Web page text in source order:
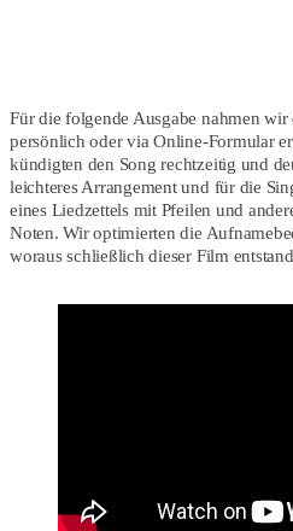
Für die folgende Ausgabe nahmen wir
persönlich oder via Online-Formular
kündigten den Song rechtzeitig und
leichteres Arrangement und für die
eines Liedzettels mit Pfeilen und
Noten. Wir optimierten die
woraus schließlich dieser Film